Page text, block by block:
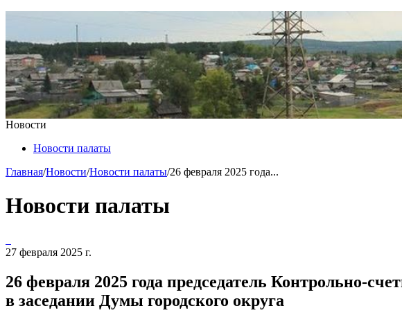
Новости
Новости палаты
Главная/Новости/Новости палаты/26 февраля 2025 года...
Новости палаты
27 февраля 2025 г.
26 февраля 2025 года председатель Контрольно-
в заседании Думы городского округа